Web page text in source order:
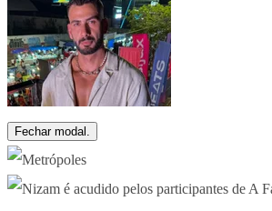
Fechar modal.